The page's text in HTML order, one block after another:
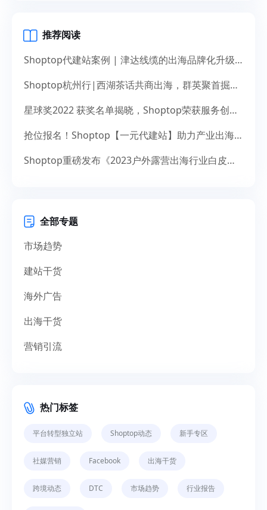
推荐阅读
Shoptop代建站案例 | 津达线缆的出海品牌化升级之道
Shoptop杭州行|西湖茶话共商出海，群英聚首掘金未来
星球奖2022 获奖名单揭晓，Shoptop荣获服务创新奖！
抢位报名！Shoptop【一元代建站】助力产业出海，献礼14周年
Shoptop重磅发布《2023户外露营出海行业白皮书》！聚焦150亿美元市场，探寻增长新机遇
全部专题
市场趋势
建站干货
海外广告
出海干货
营销引流
热门标签
平台转型独立站 Shoptop动态 新手专区
社媒营销 Facebook 出海干货
跨境动态 DTC 市场趋势 行业报告